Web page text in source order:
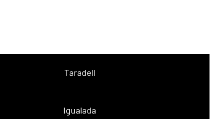
Taradell
Igualada